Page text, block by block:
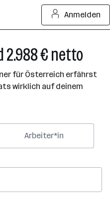
Anmelden
2.988 € netto
für Österreich erfährst
wirklich auf deinem
Arbeiter*in